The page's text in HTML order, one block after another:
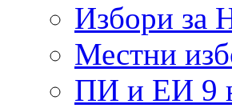
Избори за
Местни
ПИ и ЕИ 9